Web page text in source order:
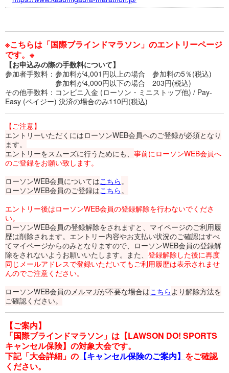
※こちらは「国際ブラインドマラソン」のエントリーページ
です。※
【お申込みの際の手数料について】
参加者手数料：参加料が4,001円以上の場合 参加料の5％(税込)
参加料が4,000円以下の場合 203円(税込)
その他手数料：コンビニ入金 (ローソン・ミニストップ他) / Pay-
Easy (ペイジー) 決済の場合のみ110円(税込)
【ご注意】
エントリーいただくにはローソンWEB会員へのご登録が必須となり
ます。
エントリーをスムーズに行うためにも、 事前にローソンWEB会員へ
のご登録をお願い致します。
ローソンWEB会員についてはこちら。
ローソンWEB会員のご登録はこちら。
エントリー後はローソンWEB会員の登録解除を行わないでくださ
い。
ローソンWEB会員の登録解除をされますと、マイページのご利用履
歴は削除されます。エントリー内容やお支払い状況のご確認はすべ
てマイページからのみとなりますので、ローソンWEB会員の登録解
除をされないようお願いいたします。また、 登録解除した後に再度
同じメールアドレスで登録いただいてもご利用履歴は表示されませ
んのでご注意ください。
ローソンWEB会員のメルマガが不要な場合はこちらより解除方法を
ご確認ください。
【ご案内】
「国際ブラインドマラソン」は【LAWSON DO! SPORTS
キャンセル保険】の対象大会です。
下記「大会詳細」の 【キャンセル保険のご案内】 をご確認
ください。